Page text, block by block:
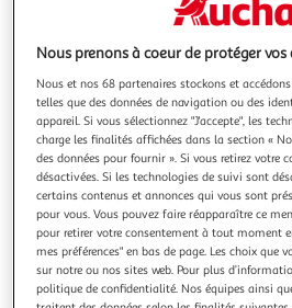
ACE
Expansions
Expansions-Expansions
Nous prenons à coeur de protéger vos
Nous et nos 68 partenaires stockons et
telles que des données de navigation ou des
appareil. Si vous sélectionnez "J'accepte", les
charge les finalités affichées dans la section «
des données pour fournir ». Si vous retirez votre
désactivées. Si les technologies de suivi sont
certains contenus et annonces qui vous sont
pour vous. Vous pouvez faire réapparaître ce
pour retirer votre consentement à tout moment
mes préférences" en bas de page. Les choix que
sur notre ou nos sites web. Pour plus
politique de confidentialité. Nos équipes ainsi